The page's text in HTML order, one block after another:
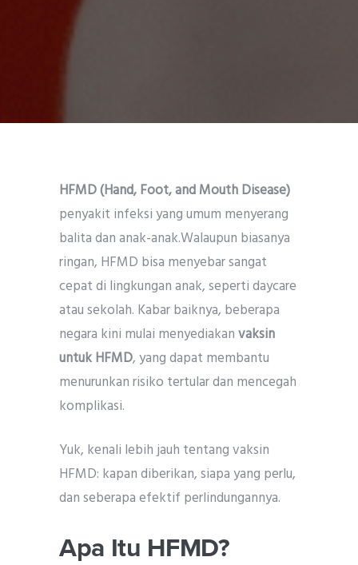
HFMD (Hand, Foot, and Mouth Disease)
penyakit infeksi yang umum menyerang
balita dan anak-anak.Walaupun biasanya
ringan, HFMD bisa menyebar sangat
cepat di lingkungan anak, seperti daycare
atau sekolah. Kabar baiknya, beberapa
negara kini mulai menyediakanvaksin
untuk HFMD, yang dapat membantu
menurunkan risiko tertular dan mencegah
komplikasi.
Yuk, kenali lebih jauh tentang vaksin
HFMD: kapan diberikan, siapa yang perlu,
dan seberapa efektif perlindungannya.
Apa Itu HFMD?